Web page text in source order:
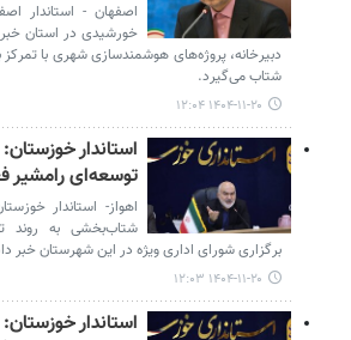
اصفهان - استاندار
خورشیدی در استان
دبیرخانه، پروژه‌های هوشمندسازی شهری با
شتاب می‌گیرد.
۱۴۰۴-۱۱-۲۰ ۱۲:۰۴
استاندار
توسعه‌ای رامشیر
اهواز- استاندار
شتاب‌بخشی به روند
برگزاری شورای اداری ویژه در این شهرستان خبر
۱۴۰۴-۱۱-۲۰ ۱۲:۰۳
استاندار